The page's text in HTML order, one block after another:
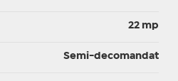
22 mp
Semi-decomandat